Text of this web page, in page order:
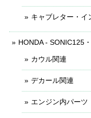
キャブレター・イ
HONDA - SONIC125
カウル関連
デカール関連
エンジン内パーツ